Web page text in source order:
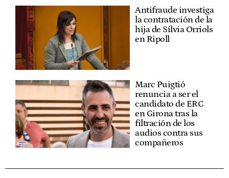
Antifraude investiga
la contratación de la
hija de Sílvia Orriols
en Ripoll
Marc Puigtió
renuncia a ser el
candidato de ERC
en Girona tras la
filtración de los
audios contra sus
compañeros